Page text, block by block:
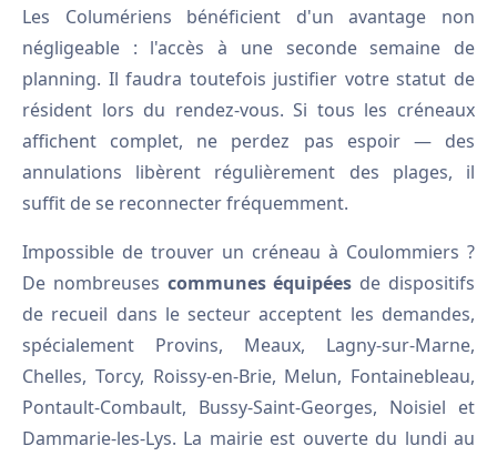
Les Columériens bénéficient d'un avantage non
négligeable : l'accès à une seconde semaine de
planning. Il faudra toutefois justifier votre statut de
résident lors du rendez-vous. Si tous les créneaux
affichent complet, ne perdez pas espoir — des
annulations libèrent régulièrement des plages, il
suffit de se reconnecter fréquemment.
Impossible de trouver un créneau à Coulommiers ?
De nombreuses communes équipées de dispositifs
de recueil dans le secteur acceptent les demandes,
spécialement Provins, Meaux, Lagny-sur-Marne,
Chelles, Torcy, Roissy-en-Brie, Melun, Fontainebleau,
Pontault-Combault, Bussy-Saint-Georges, Noisiel et
Dammarie-les-Lys. La mairie est ouverte du lundi au